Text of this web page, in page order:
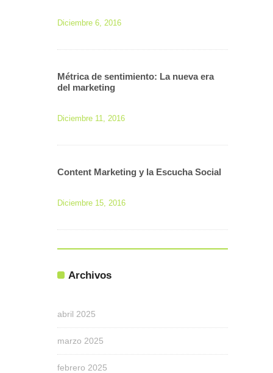
Diciembre 6, 2016
Métrica de sentimiento: La nueva era
del marketing
Diciembre 11, 2016
Content Marketing y la Escucha Social
Diciembre 15, 2016
Archivos
abril 2025
marzo 2025
febrero 2025